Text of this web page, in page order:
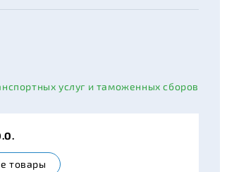
услуг и таможенных сборов
товары